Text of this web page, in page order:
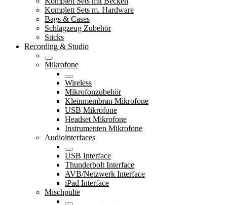
Komplett Sets m. Hardware
Bags & Cases
Schlagzeug Zubehör
Sticks
Recording & Studio
Mikrofone
Wireless
Mikrofonzubehör
Kleinmembran Mikrofone
USB Mikrofone
Headset Mikrofone
Instrumenten Mikrofone
Audiointerfaces
USB Interface
Thunderbolt Interface
AVB/Netzwerk Interface
iPad Interface
Mischpulte